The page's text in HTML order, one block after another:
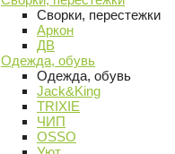
Сворки, перестежки
Аркон
ДВ
Одежда, обувь
Одежда, обувь
Jack&King
TRIXIE
ЧИП
OSSO